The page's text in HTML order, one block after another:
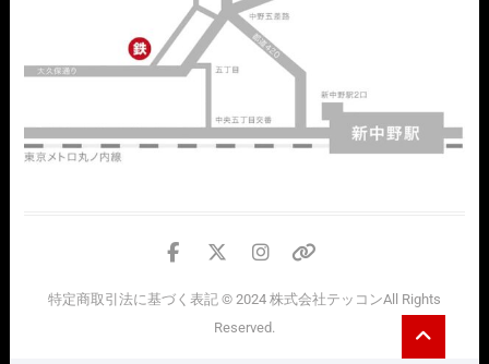
facebook
twitter
instagram
情
特定商取引法に基づく表記© 2024 株式会社テッコンAll Rights
Reserved.
to